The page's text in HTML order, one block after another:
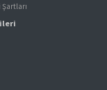
Şartları